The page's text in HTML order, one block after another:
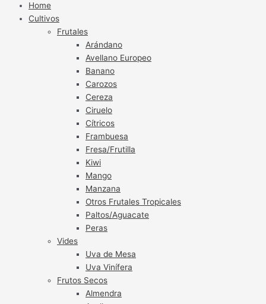
Home
Cultivos
Frutales
Arándano
Avellano Europeo
Banano
Carozos
Cereza
Ciruelo
Cítricos
Frambuesa
Fresa/Frutilla
Kiwi
Mango
Manzana
Otros Frutales Tropicales
Paltos/Aguacate
Peras
Vides
Uva de Mesa
Uva Vinífera
Frutos Secos
Almendra